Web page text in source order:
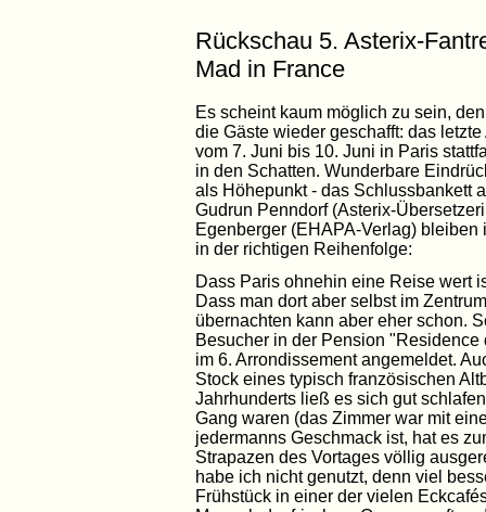
Rückschau 5. Asterix-
Mad in France
Es scheint kaum möglich zu sein,
die Gäste wieder geschafft: das
vom 7. Juni bis 10. Juni in Paris
in den Schatten. Wunderbare
als Höhepunkt - das Schlussbankett
Gudrun Penndorf (Asterix-
Egenberger (EHAPA-Verlag)
in der richtigen Reihenfolge:
Dass Paris ohnehin eine Reise wert
Dass man dort aber selbst im
übernachten kann aber eher schon.
Besucher in der Pension
im 6. Arrondissement angemeldet.
Stock eines typisch französischen
Jahrhunderts ließ es sich gut
Gang waren (das Zimmer war mit
jedermanns Geschmack ist, hat es
Strapazen des Vortages völlig
habe ich nicht genutzt, denn viel
Frühstück in einer der vielen